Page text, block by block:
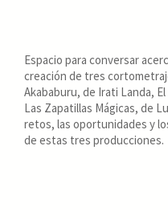
Espacio para conversar
creación de tres
Akababuru, de Irati Landa,
Las Zapatillas Mágicas, de
retos, las oportunidades y
de estas tres producciones.